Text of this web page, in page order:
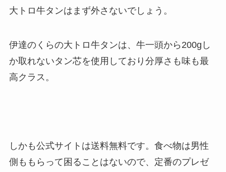
大トロ牛タンはまず外さないでしょう。
伊達のくらの大トロ牛タンは、牛一頭から200gし
か取れないタン芯を使用しており分厚さも味も最
高クラス。
しかも公式サイトは送料無料です。食べ物は男性
側ももらって困ることはないので、定番のプレゼ